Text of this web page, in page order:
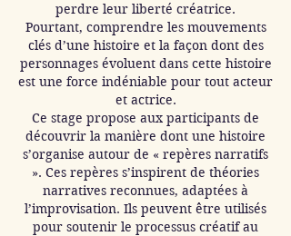
perdre leur liberté créatrice.
Pourtant, comprendre les mouvements
clés d’une histoire et la façon dont des
personnages évoluent dans cette histoire
est une force indéniable pour tout acteur
et actrice.
Ce stage propose aux participants de
découvrir la manière dont une histoire
s’organise autour de « repères narratifs
». Ces repères s’inspirent de théories
narratives reconnues, adaptées à
l’improvisation. Ils peuvent être utilisés
pour soutenir le processus créatif au